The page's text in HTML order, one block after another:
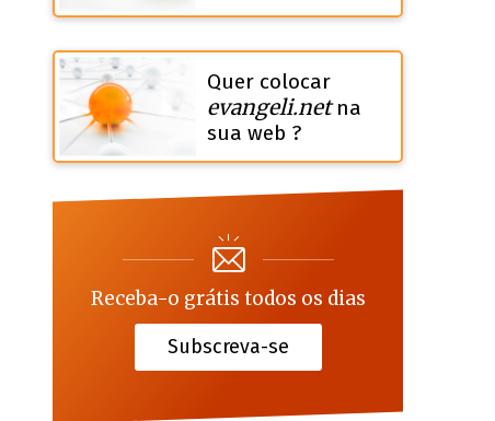
Quer colocar
evangeli.netna
sua web ?
Receba-o grátis todos os dias
Subscreva-se